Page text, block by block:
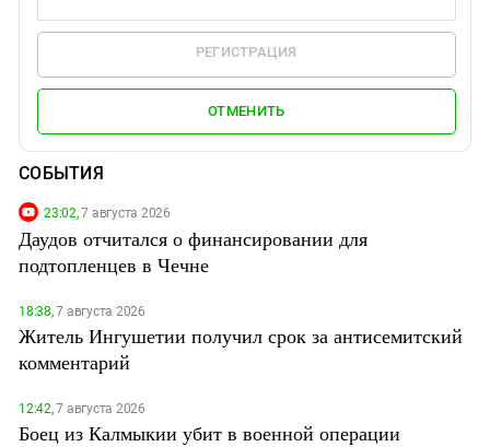
РЕГИСТРАЦИЯ
ОТМЕНИТЬ
СОБЫТИЯ
23:02,7 августа 2026
Даудов отчитался о финансировании для
подтопленцев в Чечне
18:38,7 августа 2026
Житель Ингушетии получил срок за антисемитский
комментарий
12:42,7 августа 2026
Боец из Калмыкии убит в военной операции